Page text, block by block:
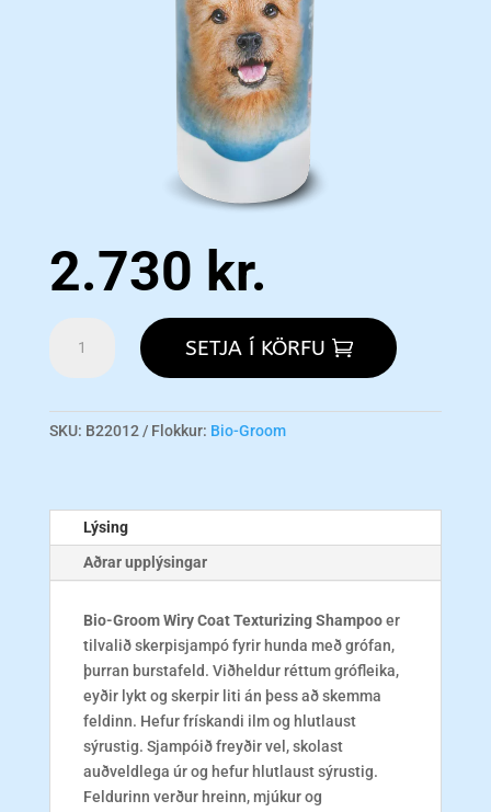
2.730 kr.
Groom
Shampoo
SETJA Í KÖRFU
SKU: B22012 Flokkur: Bio-Groom
Lýsing
Aðrar upplýsingar
Bio-Groom Wiry Coat Texturizing Shampooer
tilvalið skerpisjampó fyrir hunda með grófan,
þurran burstafeld. Viðheldur réttum grófleika,
eyðir lykt og skerpir liti án þess að skemma
feldinn. Hefur frískandi ilm og hlutlaust
sýrustig. Sjampóið freyðir vel, skolast
auðveldlega úr og hefur hlutlaust sýrustig.
Feldurinn verður hreinn, mjúkur og